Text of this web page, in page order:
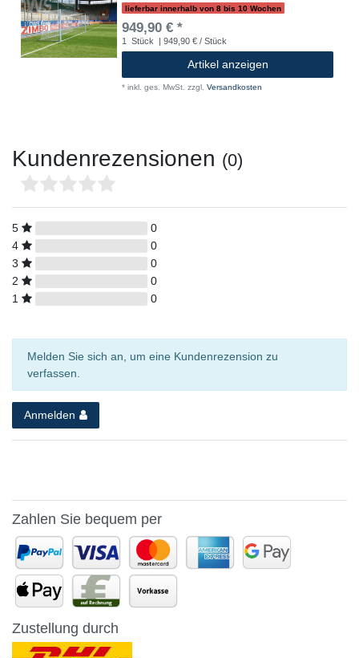
lieferbar innerhalb von 8 bis 10 Wochen
949,90 € *
1 Stück | 949,90 € / Stück
Artikel anzeigen
* inkl. ges. MwSt. zzgl. Versandkosten
Kundenrezensionen (0)
5
0
4
0
3
0
2
0
1
0
Melden Sie sich an, um eine Kundenrezension zu
verfassen.
Anmelden
Zahlen Sie bequem per
Zustellung durch